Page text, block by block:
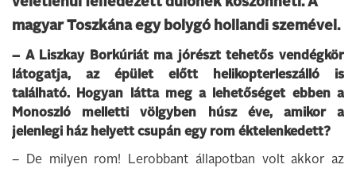
magyar Toszkána egy bolygó hollandi szemével.
– A Liszkay Borkúriát ma jórészt tehetős vendégkör
látogatja, az épület előtt helikopterleszálló is
található. Hogyan látta meg a lehetőséget ebben a
Monoszló melletti völgyben húsz éve, amikor a
jelenlegi ház helyett csupán egy rom éktelenkedett?
– De milyen rom! Lerobbant állapotban volt akkor az